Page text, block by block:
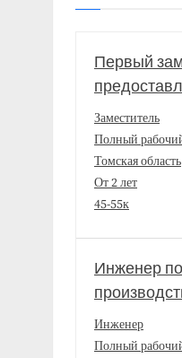
Первый
Заместитель
Полный
Томская область
От 2 лет
45-55к
Инженер
Инженер
Полный